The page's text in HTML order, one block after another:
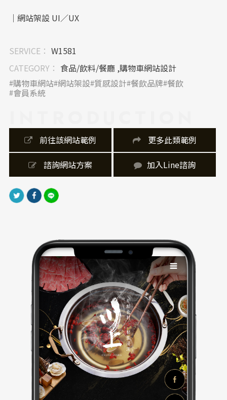
｜網站架設 UI／UX
上方，無論是了解品牌還是查看美味菜單、交通資訊，
都能快速直達。網站架設上重視行動裝置的操作便利，
讓消費者瀏覽流程自然、無斷點。
食材拍攝呈現極具臨場感，運用蒸氣動畫與俯視構圖，
營造味覺與視覺的雙重引導。整體版面設計以「金色書
法字體」與「垂直導覽文字」交錯，巧妙融合傳統與現
代美學，是極具辨識度的網站製作案例。
｜網站製作，技術細節
後端系統整合順暢，兼具設計美感與功能效益，是一個
兼顧品牌力與轉換力的網頁設計範例。
SERVICE： W1581
CATEGORY： 食品/飲料/餐廳 ,購物車網站設計
購物車網站 網站架設 質感設計 餐飲品牌 餐飲
會員系統
前往該網站範例 更多此類範例
諮詢網站方案 加入Line諮詢